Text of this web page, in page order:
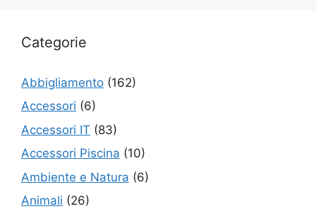
Categorie
Abbigliamento (162)
Accessori (6)
Accessori IT (83)
Accessori Piscina (10)
Ambiente e Natura (6)
Animali (26)